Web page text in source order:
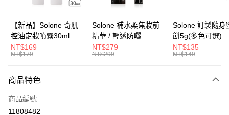
悠遊付
Google Pay
全盈+PAY
大哥付你分期
【大哥付你分期使用說明】
1.本服務由台灣大哥大提供，台灣大哥大用戶可立即使用無須另外申請。
AFTEE先享後付
【新品】Solone 奇肌
控油定妝噴霧30ml
NT$169
NT$179
Solone 補水柔焦妝前
精華 / 輕透防曬
SPF40★★★★(30ml)
NT$279
NT$299
Solone 訂製隨身
餅5g(多色可選)
NT$135
NT$149
商品特色
商品編號
11808482